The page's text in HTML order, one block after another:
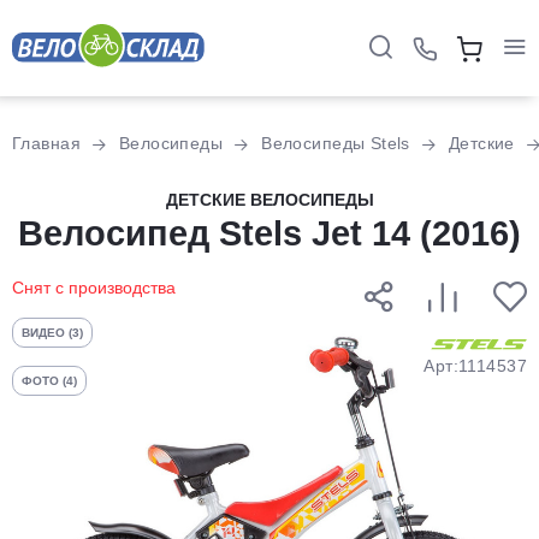
Главная Велосипеды Велосипеды Stels Детские
ДЕТСКИЕ ВЕЛОСИПЕДЫ
Велосипед Stels Jet 14 (2016)
Снят с производства
ВИДЕО (3)
ФОТО (4)
Арт:1114537
Разбейте
оплатуна части
без переплат
График платежей